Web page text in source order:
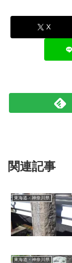
X
関連記事
東海道・神奈川県
東海道・神奈川県